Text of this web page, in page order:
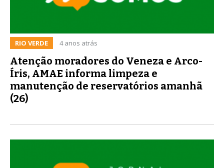
RIO VERDE 4 anos atrás
Atenção moradores do Veneza e Arco-
Íris, AMAE informa limpeza e
manutenção de reservatórios amanhã
(26)